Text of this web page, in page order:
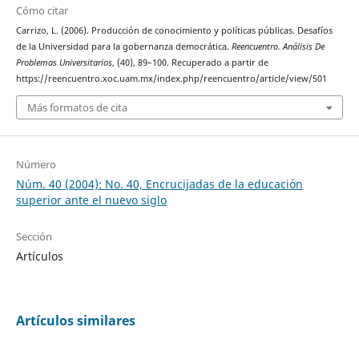
Cómo citar
Carrizo, L. (2006). Producción de conocimiento y políticas públicas. Desafíos
de la Universidad para la gobernanza democrática. Reencuentro. Análisis De
Problemas Universitarios, (40), 89–100. Recuperado a partir de
https://reencuentro.xoc.uam.mx/index.php/reencuentro/article/view/501
Más formatos de cita
Número
Núm. 40 (2004): No. 40, Encrucijadas de la educación
superior ante el nuevo siglo
Sección
Artículos
Artículos similares